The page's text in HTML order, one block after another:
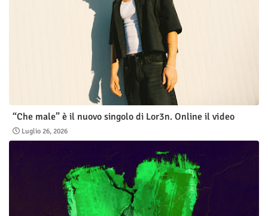
“Che male” è il nuovo singolo di Lor3n. Online il video
Luglio 26, 2026